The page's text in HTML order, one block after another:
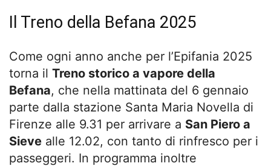
Il Treno della Befana 2025
Come ogni anno anche per l’Epifania 2025
torna il Treno storico a vapore della
Befana, che nella mattinata del 6 gennaio
parte dalla stazione Santa Maria Novella di
Firenze alle 9.31 per arrivare a San Piero a
Sieve alle 12.02, con tanto di rinfresco per i
passeggeri. In programma inoltre